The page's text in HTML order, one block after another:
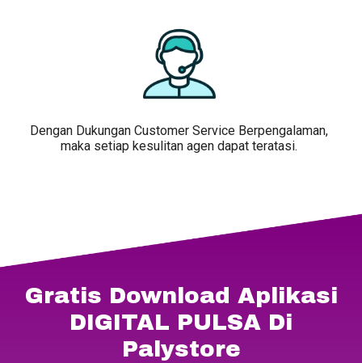
Dengan Dukungan Customer Service Berpengalaman,
maka setiap kesulitan agen dapat teratasi.
Gratis Download Aplikasi
DIGITAL PULSA Di
Palystore